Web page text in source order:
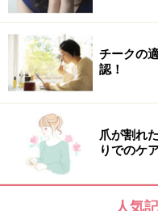
いずれにせよ、続ける
たアイテムを使用する
チークの
認！
爪が割れ
りでのケ
人気